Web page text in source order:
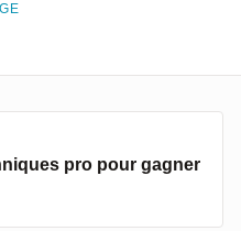
pro pour gagner